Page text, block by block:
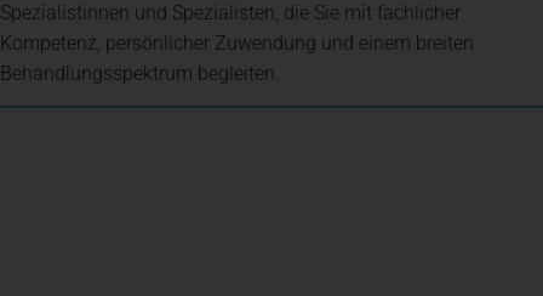
Spezialistinnen und Spezialisten, die Sie mit fachlicher
Kompetenz, persönlicher Zuwendung und einem breiten
Behandlungsspektrum begleiten.